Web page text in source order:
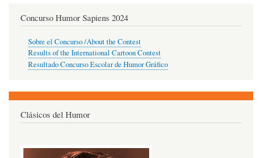
Concurso Humor Sapiens 2024
Sobre el Concurso /About the Contest
Results of the International Cartoon Contest
Resultado Concurso Escolar de Humor Gráfico
Clásicos del Humor